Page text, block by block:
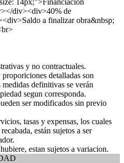
14px;">Financiación
div><div>40% de
a finalizar obra&nbsp;
y no contractuales.
detalladas son
definitivas se verán
segun corresponda.
ser modificados sin previo
tasas y expensas, los cuales
están sujetos a ser
estan sujetos a variacion.